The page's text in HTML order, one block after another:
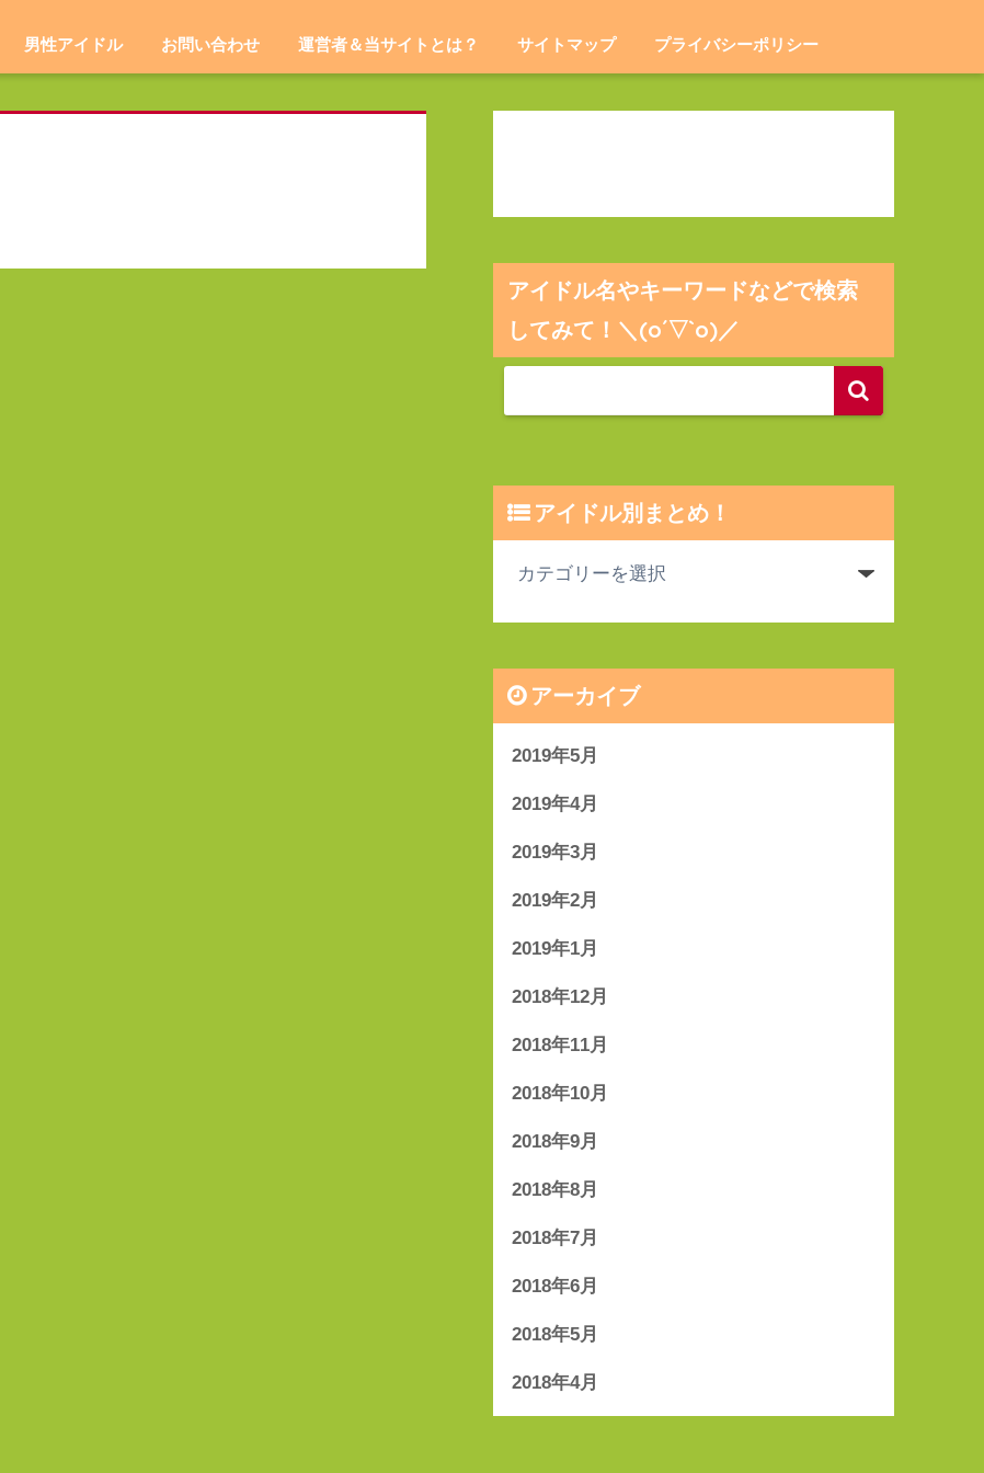
男性アイドル お問い合わせ 運営者＆当サイトとは？ サイトマップ プライバシーポリシー
アイドル名やキーワードなどで検索
してみて！＼(o´▽`o)／
アイドル別まとめ！
アーカイブ
2019年5月
2019年4月
2019年3月
2019年2月
2019年1月
2018年12月
2018年11月
2018年10月
2018年9月
2018年8月
2018年7月
2018年6月
2018年5月
2018年4月